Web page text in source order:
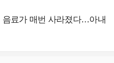
음료가 매번 사라졌다…아내